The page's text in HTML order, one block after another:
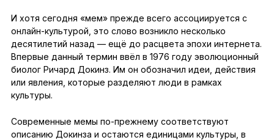
И хотя сегодня «мем» прежде всего ассоциируется с
онлайн-культурой, это слово возникло несколько
десятилетий назад — ещё до расцвета эпохи интернета.
Впервые данный термин ввёл в 1976 году эволюционный
биолог Ричард Докинз. Им он обозначил идеи, действия
или явления, которые разделяют люди в рамках
культуры.
Современные мемы по-прежнему соответствуют
описанию Докинза и остаются единицами культуры, в